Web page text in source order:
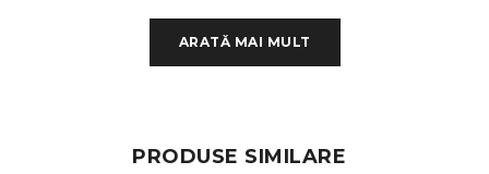
cearceaf pilotă: 200 x 220 cm
Temperatura maxima de spalare 60°C
ARATĂ MAI MULT
PRODUSE SIMILARE